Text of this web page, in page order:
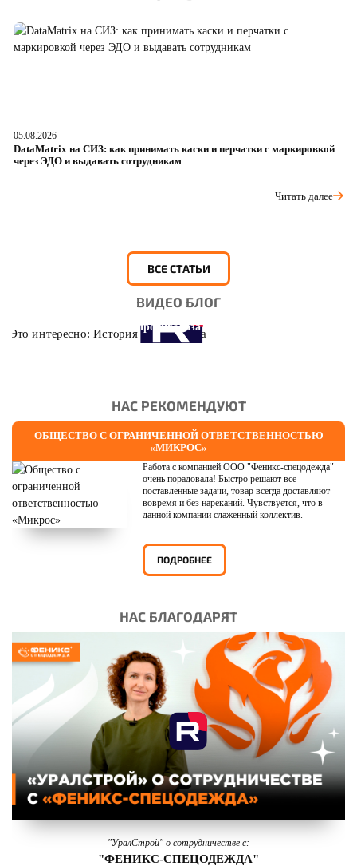
05.08.2026
DataMatrix на СИЗ: как принимать каски и перчатки с маркировкой
через ЭДО и выдавать сотрудникам
Читать далее
ВСЕ СТАТЬИ
ВИДЕО БЛОГ
Это интересно: История противогаза
НАС РЕКОМЕНДУЮТ
ОБЩЕСТВО С ОГРАНИЧЕННОЙ ОТВЕТСТВЕННОСТЬЮ
«МИКРОС»
Работа с компанией ООО "Феникс-спецодежда"
очень порадовала! Быстро решают все
поставленные задачи, товар всегда доставляют
вовремя и без нареканий. Чувствуется, что в
данной компании слаженный коллектив.
ПОДРОБНЕЕ
НАС БЛАГОДАРЯТ
"УралСтрой" о сотрудничестве с:
"ФЕНИКС-СПЕЦОДЕЖДА"